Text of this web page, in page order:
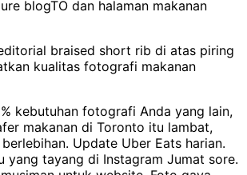
blogTO dan halaman makanan
braised short rib di atas piring
kualitas fotografi makanan
kebutuhan fotografi Anda yang lain,
makanan di Toronto itu lambat,
Update Uber Eats harian.
yang tayang di Instagram Jumat sore.